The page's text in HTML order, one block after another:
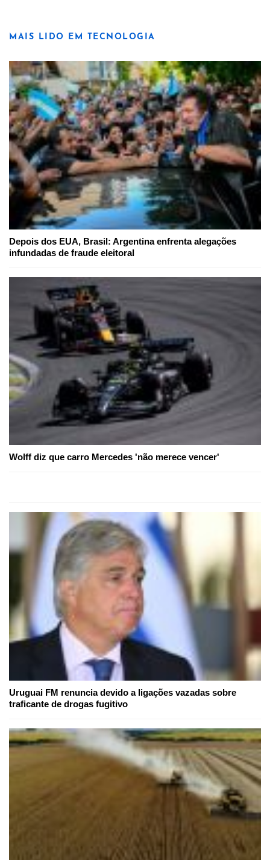
MAIS LIDO EM TECNOLOGIA
Depois dos EUA, Brasil: Argentina enfrenta alegações
infundadas de fraude eleitoral
Wolff diz que carro Mercedes 'não merece vencer'
Uruguai FM renuncia devido a ligações vazadas sobre
traficante de drogas fugitivo